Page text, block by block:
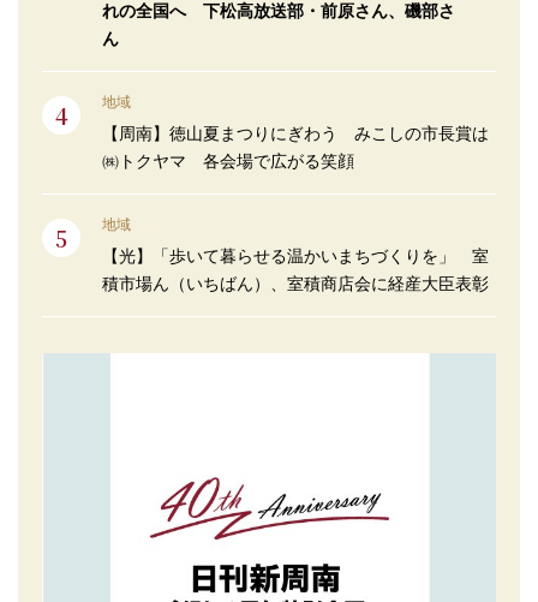
れの全国へ 下松高放送部・前原さん、磯部さ
ん
地域
【周南】徳山夏まつりにぎわう みこしの市長賞は
㈱トクヤマ 各会場で広がる笑顔
地域
【光】「歩いて暮らせる温かいまちづくりを」 室
積市場ん（いちばん）、室積商店会に経産大臣表彰